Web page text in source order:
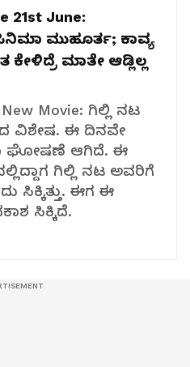
21st June:
ಮುಹೂರ್ತ; ಕಾವ್ಯ
ಮಾತೇ ಆಡ್ಲಿಲ್ಲ
Movie: ಗಿಲ್ಲಿ ನಟ
ವಿಶೇಷ. ಈ ದಿನವೇ
ಘೋಷಣೆ ಆಗಿದೆ. ಈ
ಗಿಲ್ಲಿ ನಟ ಅವರಿಗೆ
ಸಿಕ್ಕಿತ್ತು. ಈಗ ಈ
ಸಿಕ್ಕಿದೆ.